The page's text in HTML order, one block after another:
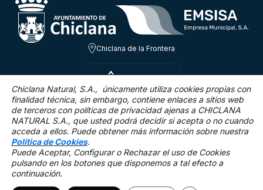
Chiclana de la Frontera
DOM 9 AGO
20.4ºC
3.5 Km/h 0 %
Mapa Web
Política de cookies
Chiclana Natural, S.A., únicamente utiliza cookies propias con
finalidad técnica, sin embargo, contiene enlaces a sitios web
de terceros con políticas de privacidad ajenas a CHICLANA
NATURAL S.A., que usted podrá decidir si acepta o no cuando
acceda a ellos. Puede obtener más información sobre nuestra
Política de Cookies.
Puede Aceptar, Configurar o Rechazar el uso de Cookies
pulsando en los botones que disponemos a tal efecto a
continuación.